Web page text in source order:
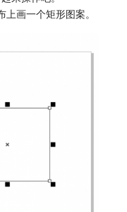
画一个矩形图案。